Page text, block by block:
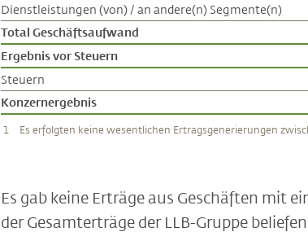
Dienstleistungen (von) / an andere(n) Segmente(n)
Total Geschäftsaufwand
Ergebnis vor Steuern
Steuern
Konzernergebnis
1 Es erfolgten keine wesentlichen Ertragsgenerierungen
Es gab keine Erträge aus Geschäften mit
der Gesamterträge der LLB-Gruppe